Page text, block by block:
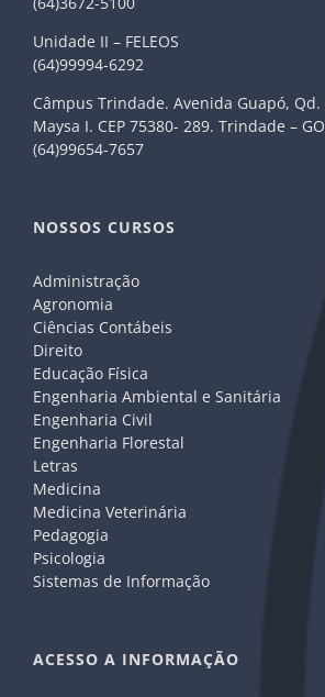
Unidade II – FELEOS
(64)99994-6292
Câmpus Trindade. Avenida Guapó, Qd.
Maysa I. CEP 75380- 289. Trindade – GO
(64)99654-7657
NOSSOS CURSOS
Administração
Agronomia
Ciências Contábeis
Direito
Educação Física
Engenharia Ambiental e Sanitária
Engenharia Civil
Engenharia Florestal
Letras
Medicina
Medicina Veterinária
Pedagogia
Psicologia
Sistemas de Informação
ACESSO A INFORMAÇÃO